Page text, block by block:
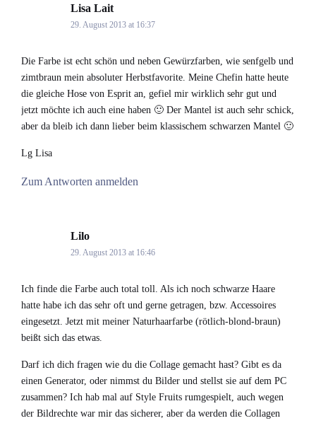
Lisa Lait
29. August 2013 at 16:37
Die Farbe ist echt schön und neben Gewürzfarben, wie senfgelb und
zimtbraun mein absoluter Herbstfavorite. Meine Chefin hatte heute
die gleiche Hose von Esprit an, gefiel mir wirklich sehr gut und
jetzt möchte ich auch eine haben 🙂 Der Mantel ist auch sehr schick,
aber da bleib ich dann lieber beim klassischem schwarzen Mantel 🙂
Lg Lisa
Zum Antworten anmelden
Lilo
29. August 2013 at 16:46
Ich finde die Farbe auch total toll. Als ich noch schwarze Haare
hatte habe ich das sehr oft und gerne getragen, bzw. Accessoires
eingesetzt. Jetzt mit meiner Naturhaarfarbe (rötlich-blond-braun)
beißt sich das etwas.
Darf ich dich fragen wie du die Collage gemacht hast? Gibt es da
einen Generator, oder nimmst du Bilder und stellst sie auf dem PC
zusammen? Ich hab mal auf Style Fruits rumgespielt, auch wegen
der Bildrechte war mir das sicherer, aber da werden die Collagen